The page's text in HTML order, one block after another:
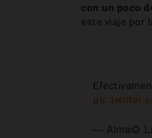
con un poco
este viaje por
— Alma🌻